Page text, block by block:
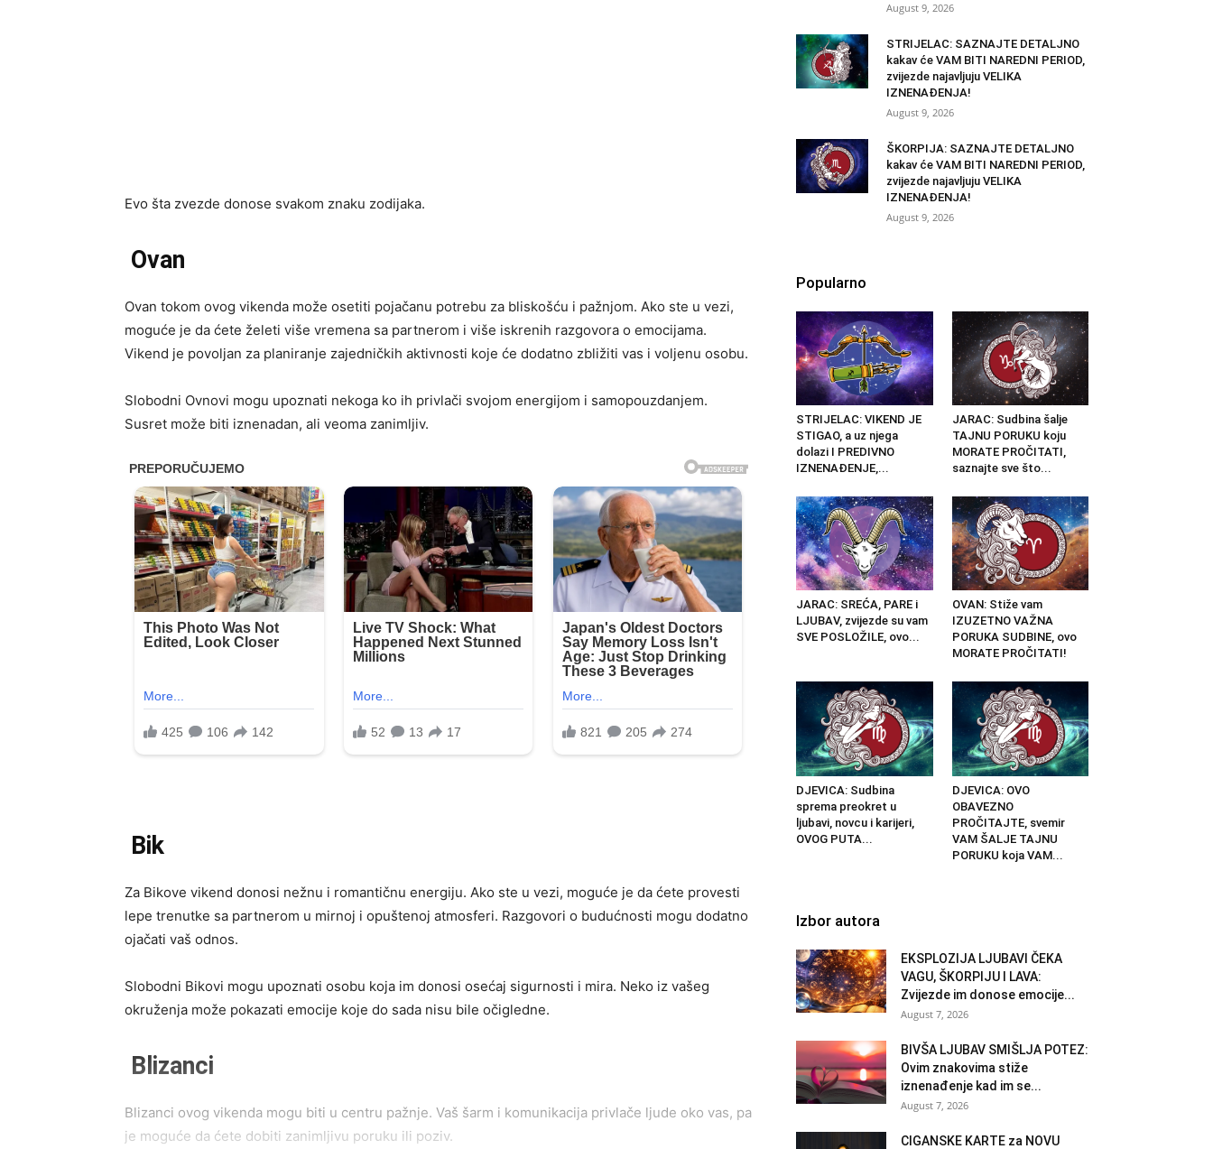
Evo šta zvezde donose svakom znaku zodijaka.
Ovan
Ovan tokom ovog vikenda može osetiti pojačanu potrebu za bliskošću i pažnjom. Ako ste u vezi,
moguće je da ćete želeti više vremena sa partnerom i više iskrenih razgovora o emocijama.
Vikend je povoljan za planiranje zajedničkih aktivnosti koje će dodatno zbližiti vas i voljenu osobu.
Slobodni Ovnovi mogu upoznati nekoga ko ih privlači svojom energijom i samopouzdanjem.
Susret može biti iznenadan, ali veoma zanimljiv.
Bik
Za Bikove vikend donosi nežnu i romantičnu energiju. Ako ste u vezi, moguće je da ćete provesti
lepe trenutke sa partnerom u mirnoj i opuštenoj atmosferi. Razgovori o budućnosti mogu dodatno
ojačati vaš odnos.
Slobodni Bikovi mogu upoznati osobu koja im donosi osećaj sigurnosti i mira. Neko iz vašeg
okruženja može pokazati emocije koje do sada nisu bile očigledne.
Blizanci
Blizanci ovog vikenda mogu biti u centru pažnje. Vaš šarm i komunikacija privlače ljude oko vas, pa
je moguće da ćete dobiti zanimljivu poruku ili poziv.
August 9, 2026
STRIJELAC: SAZNAJTE DETALJNO
kakav će VAM BITI NAREDNI PERIOD,
zvijezde najavljuju VELIKA
IZNENAĐENJA!
August 9, 2026
ŠKORPIJA: SAZNAJTE DETALJNO
kakav će VAM BITI NAREDNI PERIOD,
zvijezde najavljuju VELIKA
IZNENAĐENJA!
August 9, 2026
Popularno
STRIJELAC: VIKEND JE
STIGAO, a uz njega
dolazi I PREDIVNO
IZNENAĐENJE,...
JARAC: Sudbina šalje
TAJNU PORUKU koju
MORATE PROČITATI,
saznajte sve što...
JARAC: SREĆA, PARE i
LJUBAV, zvijezde su vam
SVE POSLOŽILE, ovo...
OVAN: Stiže vam
IZUZETNO VAŽNA
PORUKA SUDBINE, ovo
MORATE PROČITATI!
DJEVICA: Sudbina
sprema preokret u
ljubavi, novcu i karijeri,
OVOG PUTA...
DJEVICA: OVO
OBAVEZNO
PROČITAJTE, svemir
VAM ŠALJE TAJNU
PORUKU koja VAM...
Izbor autora
EKSPLOZIJA LJUBAVI ČEKA
VAGU, ŠKORPIJU I LAVA:
Zvijezde im donose emocije...
August 7, 2026
BIVŠA LJUBAV SMIŠLJA POTEZ:
Ovim znakovima stiže
iznenađenje kad im se...
August 7, 2026
CIGANSKE KARTE za NOVU